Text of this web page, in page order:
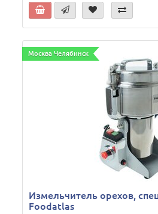
Москва Челябинск
Измельчитель орехов,
Foodatlas